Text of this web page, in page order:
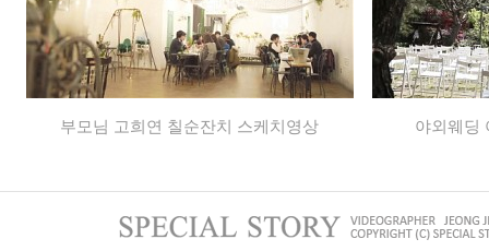
부모님 고희연 칠순잔치 스케치영상 야외웨딩